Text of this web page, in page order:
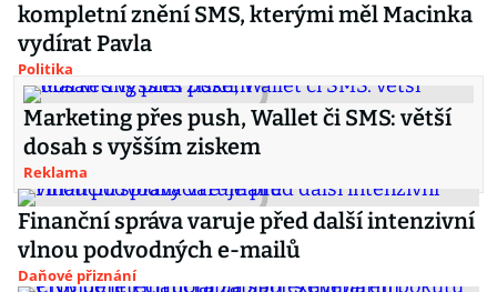
kompletní znění SMS, kterými měl Macinka
vydírat Pavla
Politika
Marketing přes push, Wallet či SMS: větší
dosah s vyšším ziskem
Reklama
Finanční správa varuje před další intenzivní
vlnou podvodných e-mailů
Daňové přiznání